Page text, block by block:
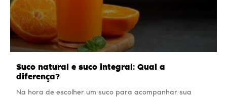
Suco natural e suco integral: Qual a
diferença?
Na hora de escolher um suco para acompanhar sua